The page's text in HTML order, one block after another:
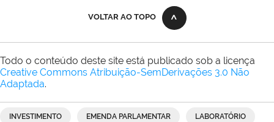
VOLTAR AO TOPO
Todo o conteúdo deste site está publicado sob a licença
Creative Commons Atribuição-SemDerivações 3.0 Não
Adaptada.
INVESTIMENTO EMENDA PARLAMENTAR LABORATÓRIO